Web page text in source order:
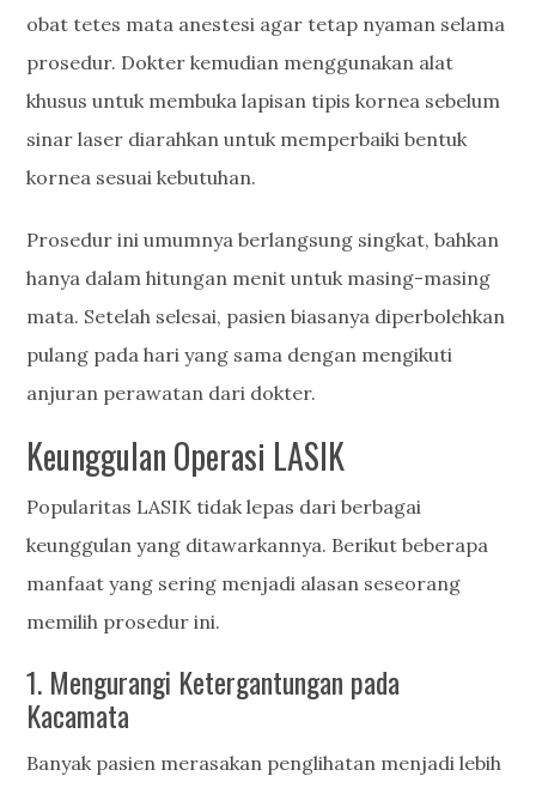
obat tetes mata anestesi agar tetap nyaman selama
prosedur. Dokter kemudian menggunakan alat
khusus untuk membuka lapisan tipis kornea sebelum
sinar laser diarahkan untuk memperbaiki bentuk
kornea sesuai kebutuhan.
Prosedur ini umumnya berlangsung singkat, bahkan
hanya dalam hitungan menit untuk masing-masing
mata. Setelah selesai, pasien biasanya diperbolehkan
pulang pada hari yang sama dengan mengikuti
anjuran perawatan dari dokter.
Keunggulan Operasi LASIK
Popularitas LASIK tidak lepas dari berbagai
keunggulan yang ditawarkannya. Berikut beberapa
manfaat yang sering menjadi alasan seseorang
memilih prosedur ini.
1. Mengurangi Ketergantungan pada
Kacamata
Banyak pasien merasakan penglihatan menjadi lebih